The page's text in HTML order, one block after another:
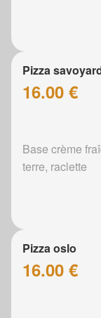
Pizza
16.00 €
Base crème
terre, raclette
Pizza oslo
16.00 €